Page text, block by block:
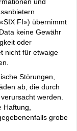
FI») übernimmt
keine Gewähr
oder
nicht für etwaige
Störungen,
ab, die durch
werden.
grobe